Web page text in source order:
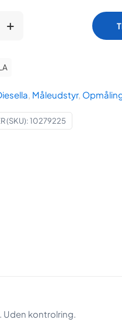
(SKU):10279225
, Måleudstyr,
kontrolring.